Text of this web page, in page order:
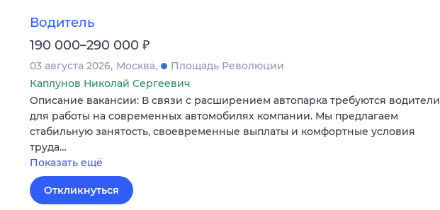
Водитель
190 000–290 000 ₽
03 августа 2026 Москва
Площадь Революции
Каплунов Николай Сергеевич
Описание вакансии: В связи с расширением автопарка требуются водители
для работы на современных автомобилях компании. Мы предлагаем
стабильную занятость, своевременные выплаты и комфортные условия
труда…
Показать ещё
Откликнуться